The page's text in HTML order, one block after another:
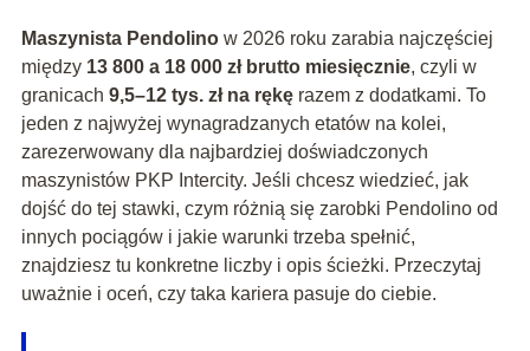
Maszynista Pendolinow 2026 roku zarabia najczęściej
między 13 800 a 18 000 zł brutto miesięcznie, czyli w
granicach 9,5–12 tys. zł na rękęrazem z dodatkami. To
jeden z najwyżej wynagradzanych etatów na kolei,
zarezerwowany dla najbardziej doświadczonych
maszynistów PKP Intercity. Jeśli chcesz wiedzieć, jak
dojść do tej stawki, czym różnią się zarobki Pendolino od
innych pociągów i jakie warunki trzeba spełnić,
znajdziesz tu konkretne liczby i opis ścieżki. Przeczytaj
uważnie i oceń, czy taka kariera pasuje do ciebie.